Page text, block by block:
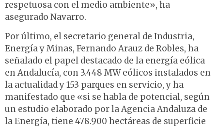
respetuosa con el medio ambiente», ha
asegurado Navarro.
Por último, el secretario general de Industria,
Energía y Minas, Fernando Arauz de Robles, ha
señalado el papel destacado de la energía eólica
en Andalucía, con 3.448 MW eólicos instalados en
la actualidad y 153 parques en servicio, y ha
manifestado que «si se habla de potencial, según
un estudio elaborado por la Agencia Andaluza de
la Energía, tiene 478.900 hectáreas de superficie